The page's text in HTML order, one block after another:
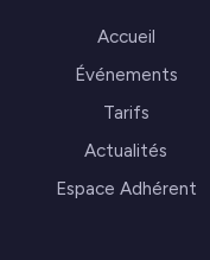
Accueil
Événements
Tarifs
Actualités
Espace Adhérent